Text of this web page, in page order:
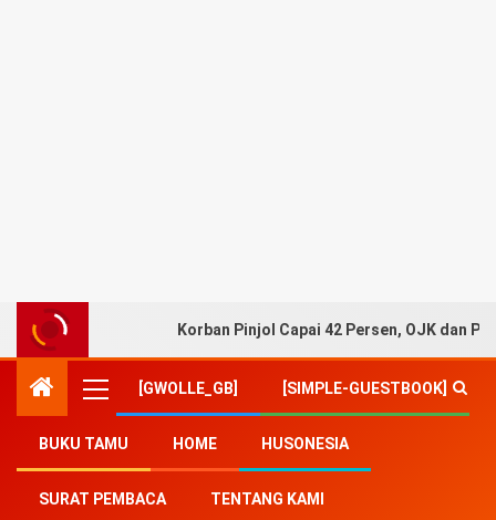
Korban Pinjol Capai 42 Persen, OJK dan
[GWOLLE_GB] [SIMPLE-GUESTBOOK]
BUKU TAMU HOME HUSONESIA
SURAT PEMBACA TENTANG KAMI
Home-Lifestyle-Hokben Launch Ayam Goreng Cita
Rasa Jepang